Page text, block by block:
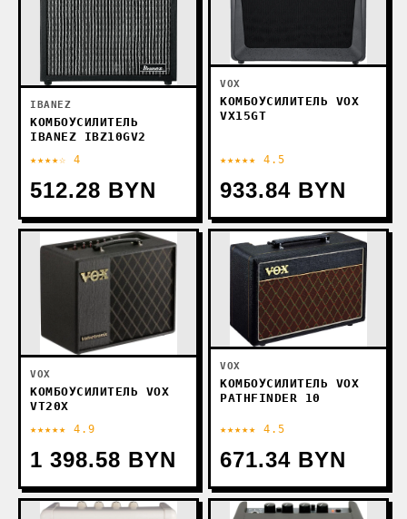
IBANEZ
КОМБОУСИЛИТЕЛЬ
IBANEZ IBZ10GV2
★★★★☆ 4
512.28 BYN
VOX
КОМБОУСИЛИТЕЛЬ VOX
VX15GT
★★★★★ 4.5
933.84 BYN
VOX
КОМБОУСИЛИТЕЛЬ VOX
VT20X
★★★★★ 4.9
1 398.58 BYN
VOX
КОМБОУСИЛИТЕЛЬ VOX
PATHFINDER 10
★★★★★ 4.5
671.34 BYN